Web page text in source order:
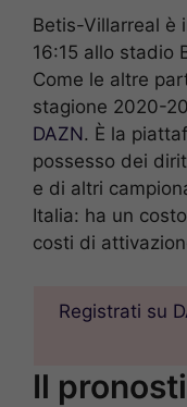
Betis-Villarreal è
16:15 allo stadio
Come le altre
stagione 2020-
DAZN. È la
possesso dei
e di altri
Italia: ha un
costi di
Registrati su
Il